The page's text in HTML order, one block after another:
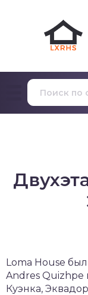
Loma House
Andres Quizhpe
Куэнка,